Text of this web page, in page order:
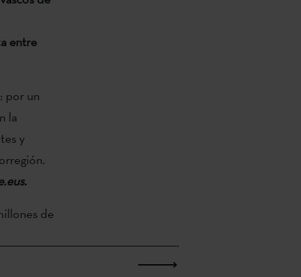
entre
por un
la
y
de